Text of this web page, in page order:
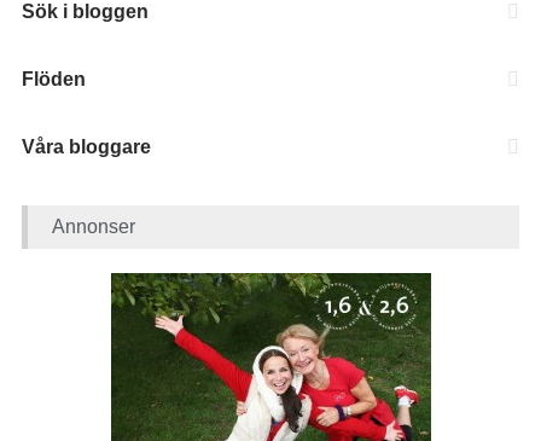
Sök i bloggen
Flöden
Våra bloggare
Annonser